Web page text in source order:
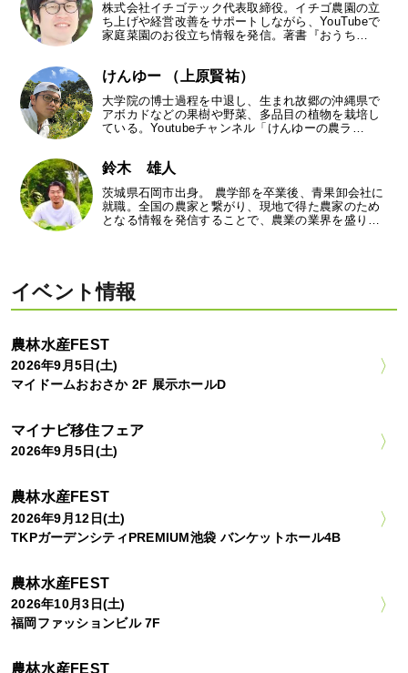
株式会社イチゴテック代表取締役。イチゴ農園の立
ち上げや経営改善をサポートしながら、YouTubeで
家庭菜園のお役立ち情報を発信。著書『おうち…
けんゆー （上原賢祐）
大学院の博士過程を中退し、生まれ故郷の沖縄県で
アボカドなどの果樹や野菜、多品目の植物を栽培し
ている。Youtubeチャンネル「けんゆーの農ラ…
鈴木 雄人
茨城県石岡市出身。 農学部を卒業後、青果卸会社に
就職。全国の農家と繋がり、現地で得た農家のため
となる情報を発信することで、農業の業界を盛り…
イベント情報
農林水産FEST
2026年9月5日(土)
マイドームおおさか 2F 展示ホールD
マイナビ移住フェア
2026年9月5日(土)
農林水産FEST
2026年9月12日(土)
TKPガーデンシティPREMIUM池袋 バンケットホール4B
農林水産FEST
2026年10月3日(土)
福岡ファッションビル 7F
農林水産FEST